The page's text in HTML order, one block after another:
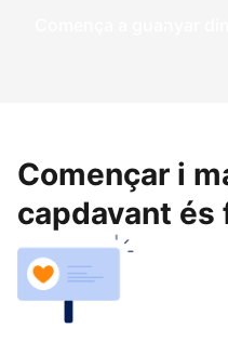
Comença a guanyar
Començar i
capdavant és